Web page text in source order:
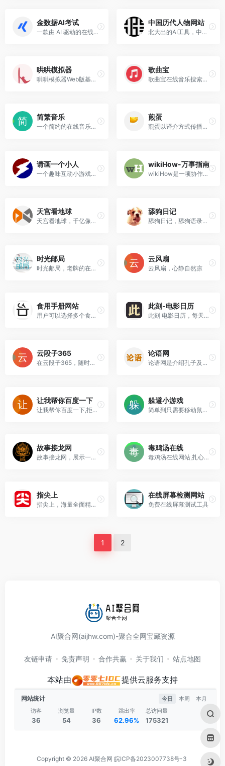
金数据AI考试
一款由 AI 驱动的在线考试软件，支持AI出题、AI自动生成题库。
中国历代人物网站
北大出的AI工具，中国历代人物网站在网站上可以看到全中国的历代人物以及关系等等备受历史爱好者喜爱
哄哄模拟器
哄哄模拟器Web版基于AI技术，让你进入到不同场景之中，用语言技巧和沟通能力去哄你的对象
歌曲宝
歌曲宝在线音乐搜索，可以在线免费下载全网MP3付费歌曲、流行音乐、经典老歌等。曲库完整，更新迅速，试听流畅，支持高品质|无损音质~
简繁音乐
一个简约的在线音乐播放器，具有音乐搜索、播放、每日推荐、私人FM、歌词显示、歌曲评论、网易云登录与云盘等功能
煎蛋
煎蛋以译介方式传播网络新鲜资讯
请画一个小人
一个趣味互动小游戏，首次需要你在网站内画一个小人，随便画一个人的形状就好，画完之后点击完成，然后小人就会动起来了。
wikiHow-万事指南
wikiHow是一项协作项目，目标是建立世界最大的最高质量的指导手册。无论您想做什么，我们的多语种指导手册都可以为您提供免费的逐步指导。
天宫看地球
天宫看地球，千亿像素看地球的无广告版本
舔狗日记
舔狗日记，舔狗语录，舔狗们的网站
时光邮局
时光邮局，老牌的在线邮件存储平台，运行已有10年之久，给未来写封信
云风扇
云风扇，心静自然凉
食用手册网站
用户可以选择多个食材，再选择一个厨具后，网站自动给出可以做出的菜肴名称和做发
此刻-电影日历
此刻 电影日历，每天一部优秀电影。电影爱好者的心灵港湾，在这里，发现电影，享受电影，分享电影。
云段子365
在云段子365，随时发现搞笑热评内涵段子，拥有励志短语 彩虹屁 搞笑段子 朋友圈文案 毒鸡汤等
论语网
论语网是介绍孔子及其弟子著作《论语》的阅读网站,分享论语全文完整版,论语原文及翻译,论语十二章原文及翻译,论语十则原文及翻译,论语全文注释翻译赏析,论语名句,论语读后感等
让我帮你百度一下
让我帮你百度一下,拒绝伸手党,有趣的网页
躲避小游戏
简单到只需要移动鼠标即可！网站可以在线游玩黑白线条风格的躲避小游戏，随着关卡难度的升级，你的脑、眼、手协作也将受到考验！
故事接龙网
故事接龙网，展示一下你深层复杂的脑洞吧，网站可以让全网网友一起创作同一个故事，随着剧情的发展，身为主角的你将一步步走向不可控的结局！
毒鸡汤在线
毒鸡汤在线网站,扎心语录网站
指尖上
指尖上，海量全面精美的VR全景旅游景点介绍
在线屏幕检测网站
免费在线屏幕测试工具
1 2
AI聚合网(aijhw.com)-聚合全网宝藏资源
友链申请 免责声明 合作共赢 关于我们 站点地图
本站由 提供云服务支持
网站统计 今日 本周
本月
访客
36
浏览量
54
IP数
36
跳出率
62.96%
总访问量
175321
Copyright © 2026 AI聚合网 皖ICP备2023007738号-3